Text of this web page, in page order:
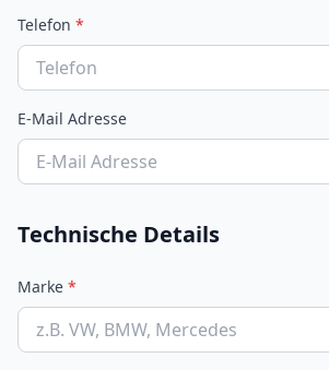
Telefon *
E-Mail Adresse
Technische Details
Marke *